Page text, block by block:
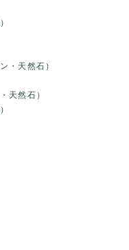
・天然石）
天然石）